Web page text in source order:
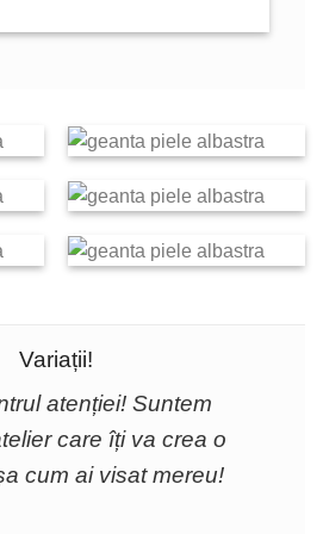
Variații!
atenției! Suntem
care îți va crea o
cum ai visat mereu!